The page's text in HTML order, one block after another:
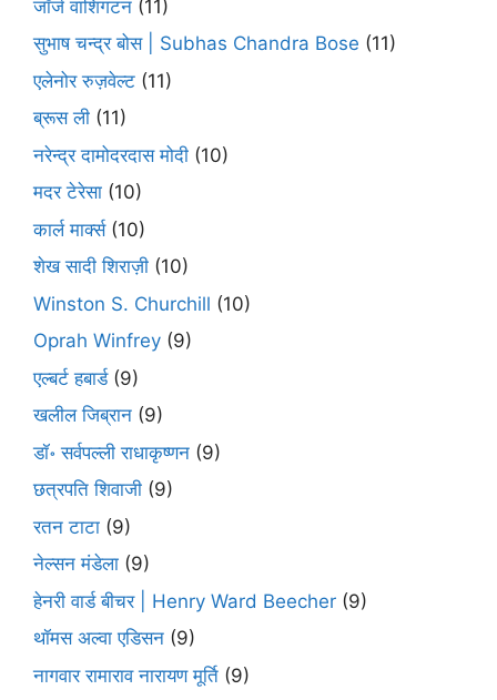
जॉर्ज वाशिंगटन (11)
सुभाष चन्द्र बोस | Subhas Chandra Bose (11)
एलेनोर रुज़वेल्ट (11)
ब्रूस ली (11)
नरेन्द्र दामोदरदास मोदी (10)
मदर टेरेसा (10)
कार्ल मार्क्स(10)
शेख सादी शिराज़ी (10)
Winston S. Churchill (10)
Oprah Winfrey (9)
एल्बर्ट हबार्ड(9)
खलील जिब्रान (9)
डॉ॰ सर्वपल्ली राधाकृष्णन (9)
छत्रपति शिवाजी (9)
रतन टाटा (9)
नेल्सन मंडेला (9)
हेनरी वार्ड बीचर | Henry Ward Beecher (9)
थॉमस अल्वा एडिसन (9)
नागवार रामाराव नारायण मूर्ति (9)